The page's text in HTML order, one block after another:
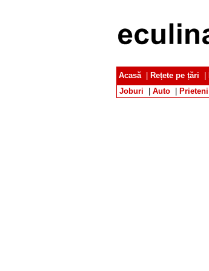
Acasă| Rețete pe țări
Joburi
Auto Prieteni